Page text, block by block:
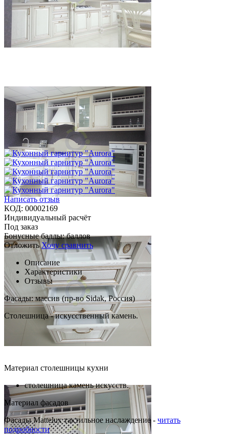
Написать отзыв
КОД: 00002169
Индивидуальный расчёт
Под заказ
Бонусные баллы: баллов
Отложить Хочу сравнить
Описание
Характеристики
Отзывы
Фасады: массив (пр-во Sidak, Россия)
Столешница - искусственный камень.
Материал столешницы кухни
столешница камень искусств.
Материал фасадов
Фасады Mattelux тактильное наслаждение - читать
подробности